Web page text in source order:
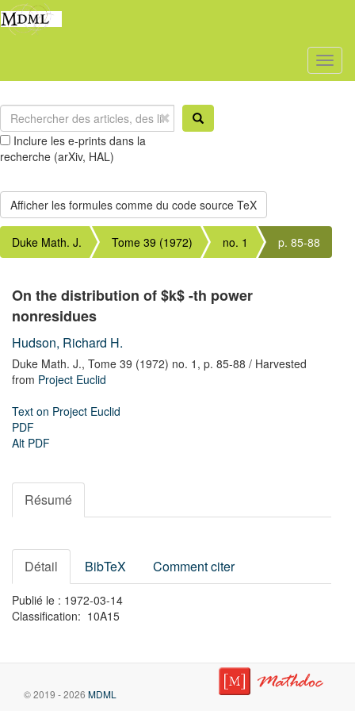
Inclure les e-prints dans la
recherche (arXiv, HAL)
Duke Math. J. Tome 39 (1972) no. 1 p. 85-88
On the distribution of $k$ -th power
nonresidues
Hudson, Richard H.
Duke Math. J., Tome 39 (1972) no. 1, p. 85-88 / Harvested
from Project Euclid
Text on Project Euclid
PDF
Alt PDF
Résumé
Détail BibTeX Comment citer
Publié le : 1972-03-14
Classification: 10A15
© 2019 - 2026 MDML